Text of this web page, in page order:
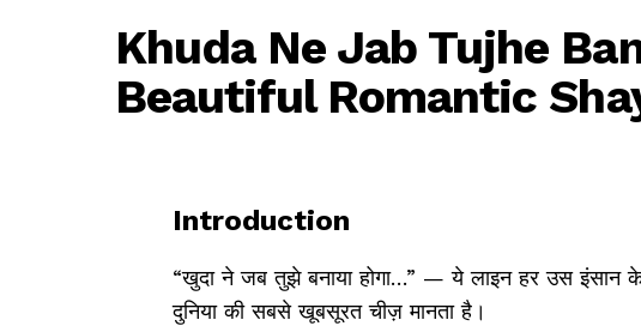
Khuda Ne Jab Tujhe
Beautiful Romantic
Introduction
“खुदा ने जब तुझे बनाया होगा…” — ये लाइन हर उस इंसान
दुनिया की सबसे खूबसूरत चीज़ मानता है।